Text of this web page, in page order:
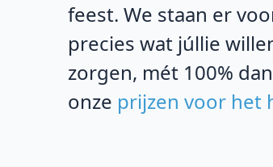
feest. We staan er
precies wat júllie
zorgen, mét 100%
onze prijzen voor het